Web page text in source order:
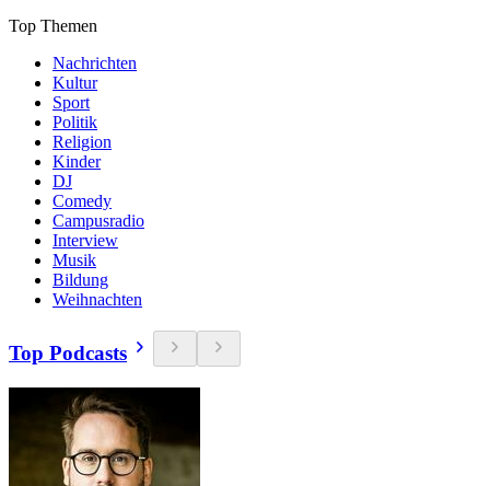
Top Themen
Nachrichten
Kultur
Sport
Politik
Religion
Kinder
DJ
Comedy
Campusradio
Interview
Musik
Bildung
Weihnachten
Top Podcasts